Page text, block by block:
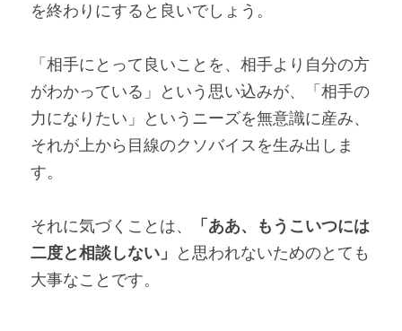
を終わりにすると良いでしょう。
「相手にとって良いことを、相手より自分の方
がわかっている」という思い込みが、「相手の
力になりたい」というニーズを無意識に産み、
それが上から目線のクソバイスを生み出しま
す。
それに気づくことは、
「ああ、もうこいつには
二度と相談しない」
と思われないためのとても
大事なことです。